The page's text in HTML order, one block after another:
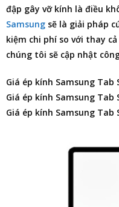
đập gây vỡ kính là điều
Samsung sẽ là giải pháp
kiệm chi phí so với thay
chúng tôi sẽ cập nhật
Giá ép kính Samsung Tab
Giá ép kính Samsung Tab
Giá ép kính Samsung Tab